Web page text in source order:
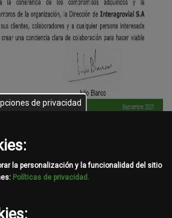
de privacidad
la personalización y la funcionalidad del sitio
Políticas de privacidad.